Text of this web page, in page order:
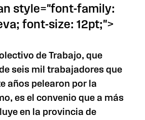
style="font-family:
font-size: 12pt;">
de Trabajo, que
seis mil trabajadores que
años pelearon por la
es el convenio que a más
en la provincia de